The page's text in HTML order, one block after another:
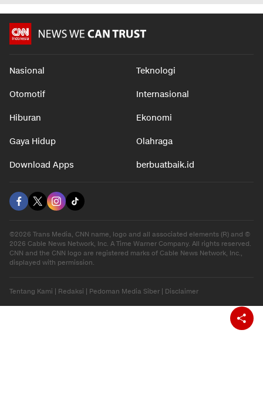
Nasional Teknologi
Otomotif Internasional
Hiburan Ekonomi
Gaya Hidup Olahraga
Download Apps berbuatbaik.id
©2026 Trans Media, CNN name, logo and all associated elements (R) and ©
2026 Cable News Network, Inc. A Time Warner Company. All rights reserved.
CNN and the CNN logo are registered marks of Cable News Network, Inc.,
displayed with permission.
Tentang Kami | Redaksi | Pedoman Media Siber | Disclaimer